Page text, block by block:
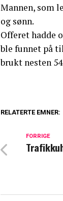
Mannen, som
og sønn.
Offeret hadde
ble funnet på
brukt nesten
RELATERTE EMNER:
FORRIGE